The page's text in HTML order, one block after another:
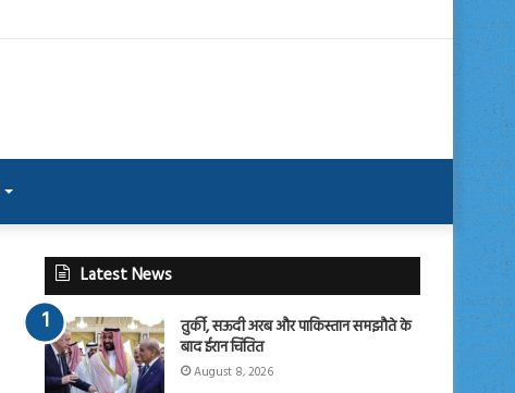
Latest News
तुर्की, सऊदी अरब और पाकिस्तान समझौते के
बाद ईरान चिंतित
August 8, 2026